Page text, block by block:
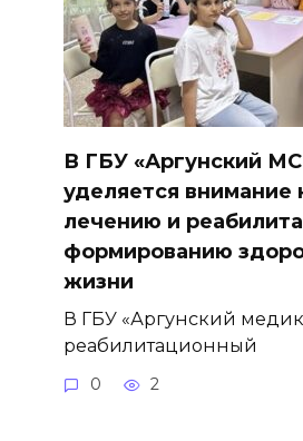
В ГБУ «Аргунский
уделяется внимание
лечению и
формированию
жизни
В ГБУ «Аргунский
реабилитационный
0 2